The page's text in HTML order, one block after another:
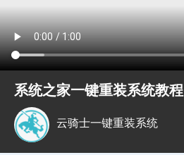
系统之家一键重装系统教程
云骑士一键重装系统